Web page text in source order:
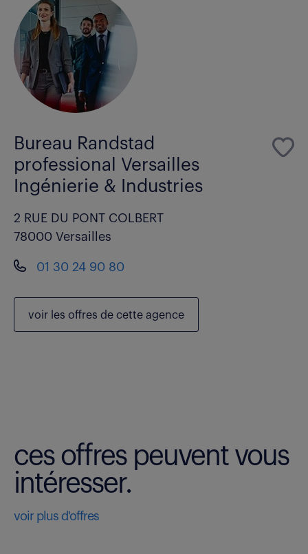
Bureau Randstad
professional Versailles
Ingénierie & Industries
2 RUE DU PONT COLBERT
78000 Versailles
01 30 24 90 80
voir les offres de cette agence
ces offres peuvent vous
intéresser.
voir plus d'offres